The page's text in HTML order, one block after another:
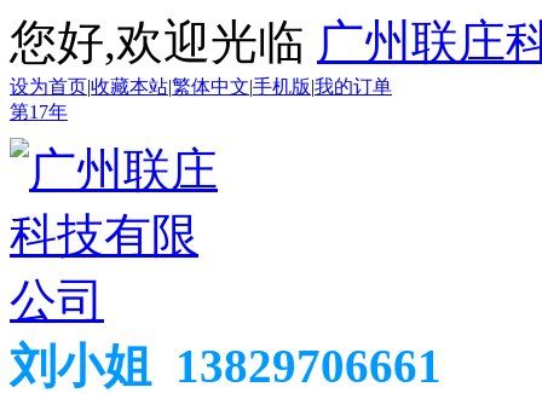
您好,欢迎光临 广州联庄
设为首页|收藏本站|繁体中文|手机版|我的订单
第17年
刘小姐 13829706661